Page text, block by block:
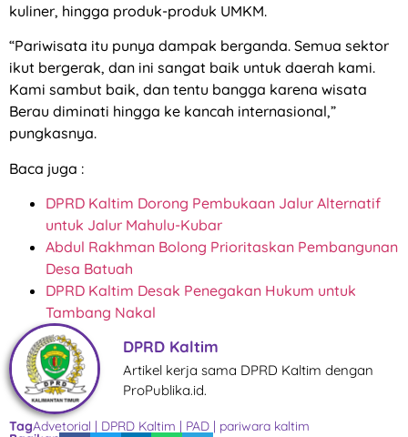
kuliner, hingga produk-produk UMKM.
“Pariwisata itu punya dampak berganda. Semua sektor
ikut bergerak, dan ini sangat baik untuk daerah kami.
Kami sambut baik, dan tentu bangga karena wisata
Berau diminati hingga ke kancah internasional,”
pungkasnya.
Baca juga :
DPRD Kaltim Dorong Pembukaan Jalur Alternatif
untuk Jalur Mahulu-Kubar
Abdul Rakhman Bolong Prioritaskan Pembangunan
Desa Batuah
DPRD Kaltim Desak Penegakan Hukum untuk
Tambang Nakal
DPRD Kaltim
Artikel kerja sama DPRD Kaltim dengan
ProPublika.id.
TagAdvetorial | DPRD Kaltim | PAD | pariwara kaltim